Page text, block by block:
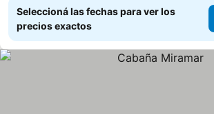
Seleccioná las fechas para ver los
precios exactos